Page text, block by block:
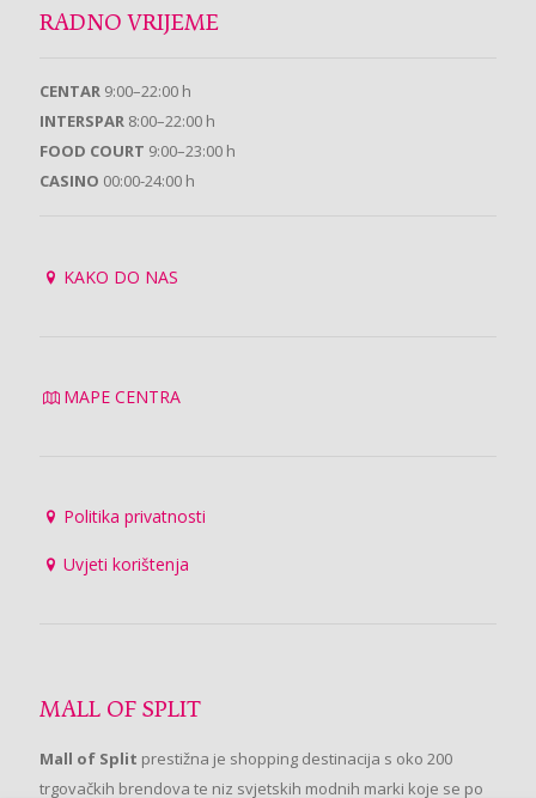
RADNO VRIJEME
CENTAR 9:00–22:00 h
INTERSPAR 8:00–22:00 h
FOOD COURT 9:00–23:00 h
CASINO 00:00-24:00 h
KAKO DO NAS
MAPE CENTRA
Politika privatnosti
Uvjeti korištenja
MALL OF SPLIT
Mall of Split prestižna je shopping destinacija s oko 200
trgovačkih brendova te niz svjetskih modnih marki koje se po